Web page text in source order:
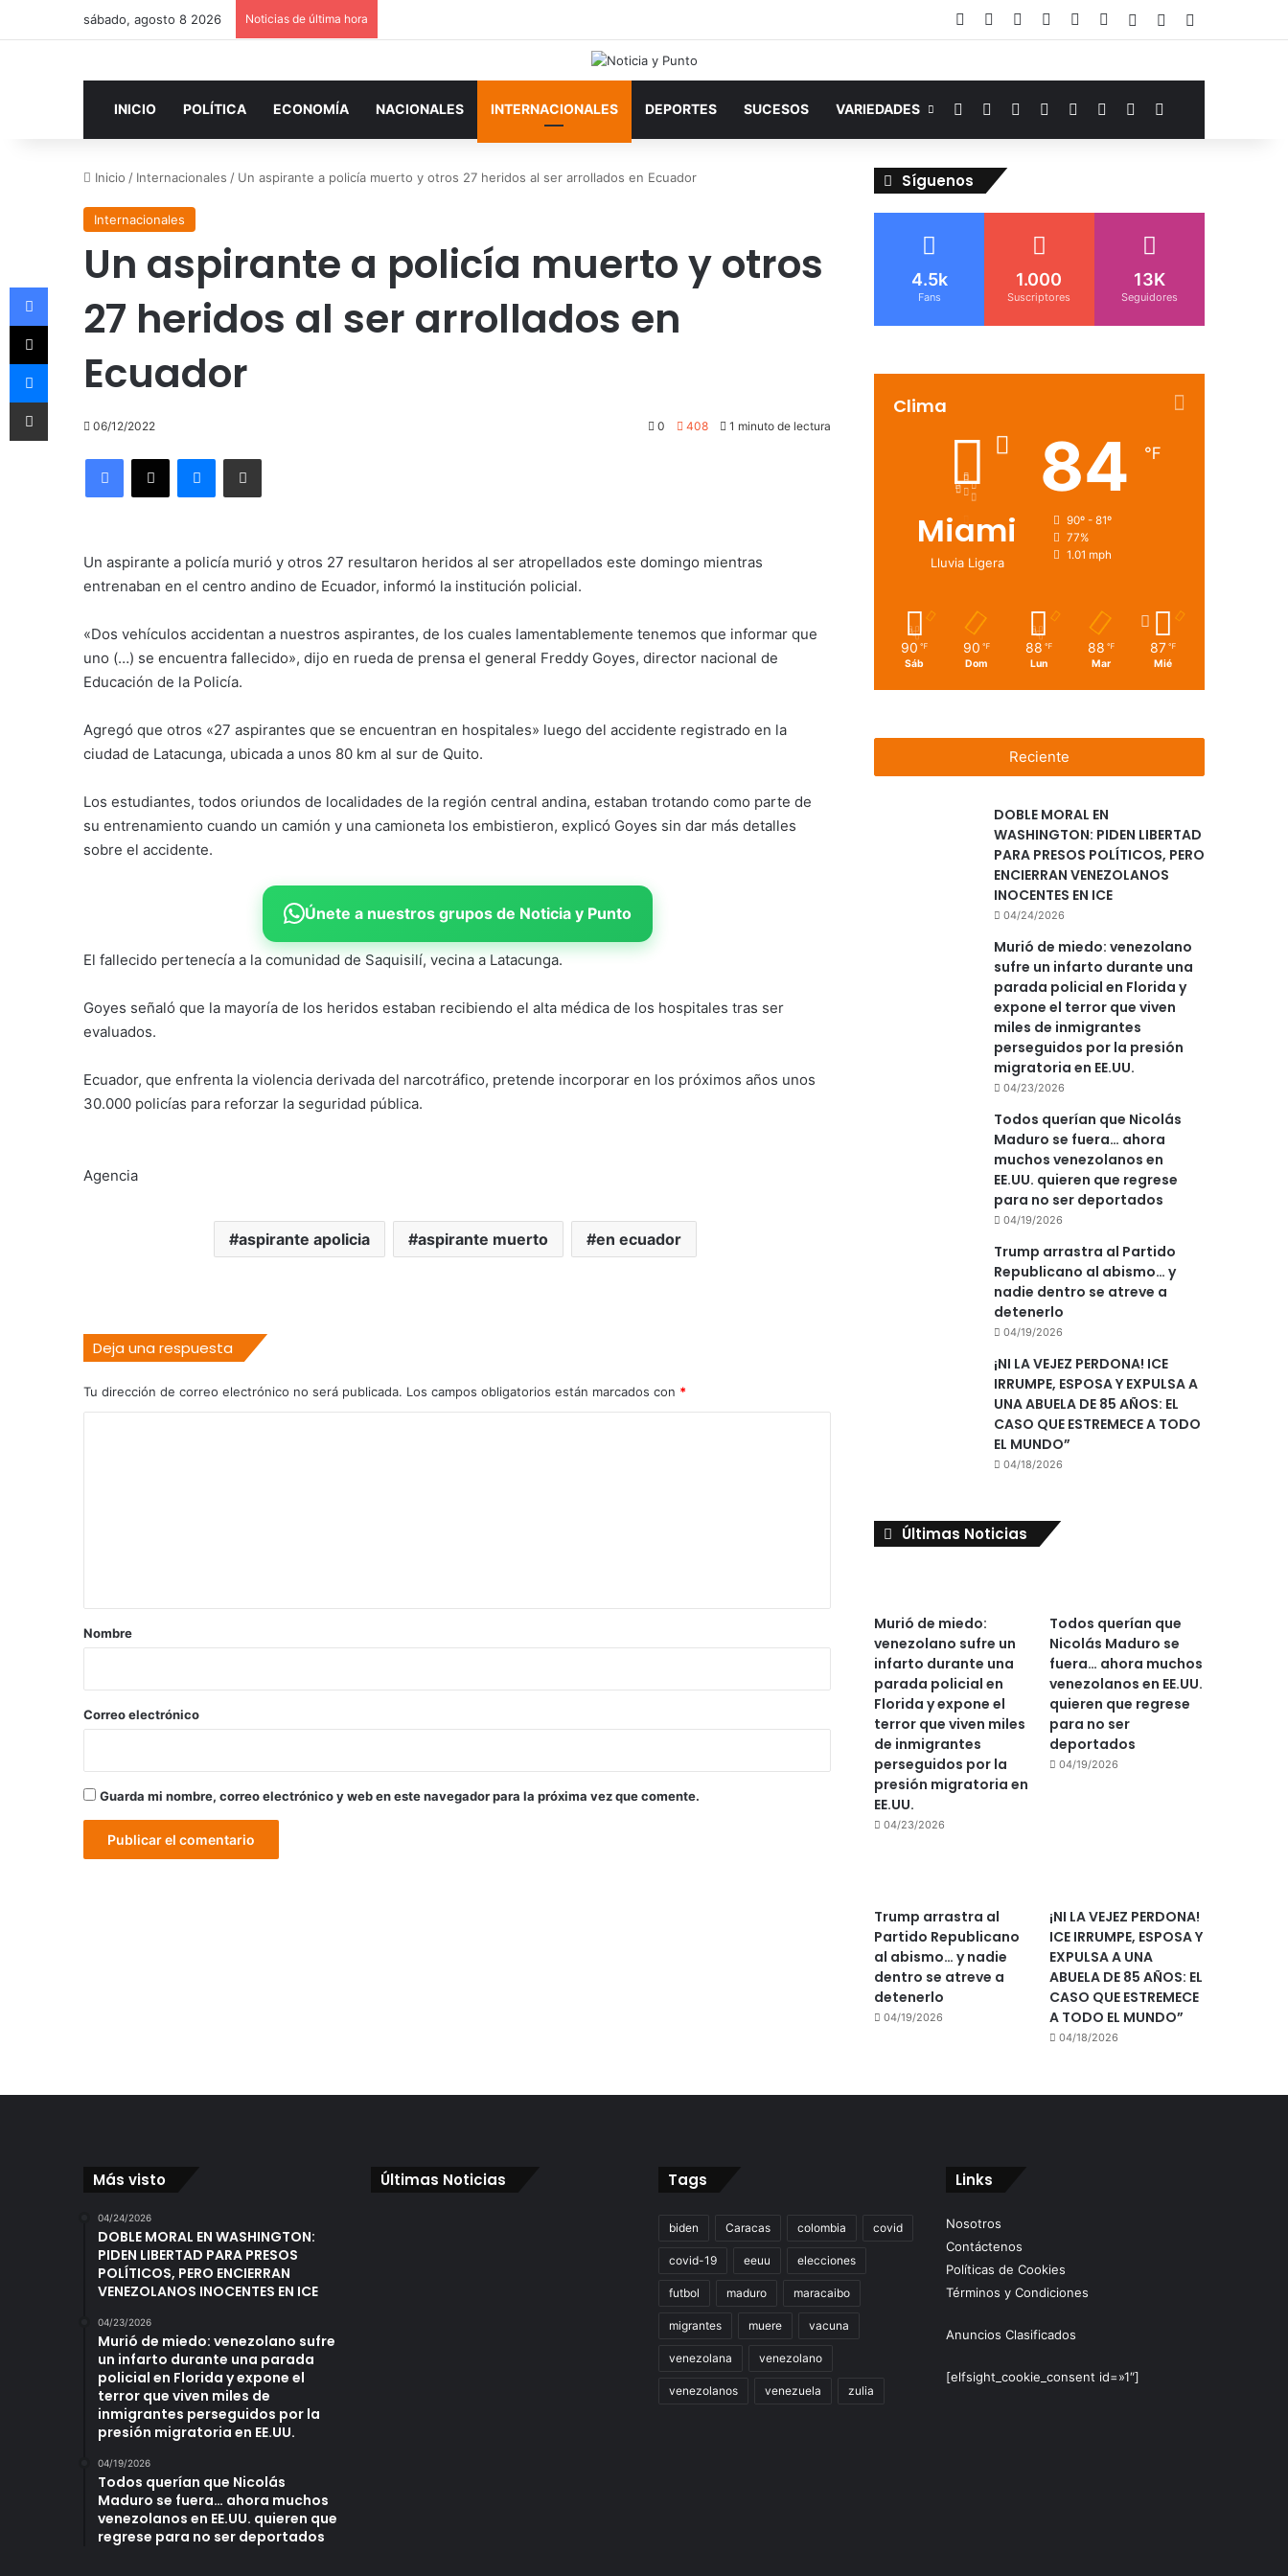
sábado, agosto 8 2026 Noticias de última hora FacebookYouTubeInstagramTelegramWhatsAppGoogle Noticias
AccesoPublicación al
INICIO POLÍTICA ECONOMÍA NACIONALES INTERNACIONALES DEPORTES SUCESOS VARIEDADES FacebookYouTubeInstagramTelegramWhatsAppGoogle Noticias
Switch skin
Inicio / Internacionales / Un aspirante a policía muerto y otros 27 heridos al ser arrollados en Ecuador
Internacionales
Un aspirante a policía muerto y otros
27 heridos al ser arrollados en
Ecuador
06/12/2022 0 408 1 minuto de lectura
Facebook
X MessengerCompartir por correo electrónico
Un aspirante a policía murió y otros 27 resultaron heridos al ser atropellados este domingo mientras
entrenaban en el centro andino de Ecuador, informó la institución policial.
«Dos vehículos accidentan a nuestros aspirantes, de los cuales lamentablemente tenemos que informar que
uno (…) se encuentra fallecido», dijo en rueda de prensa el general Freddy Goyes, director nacional de
Educación de la Policía.
Agregó que otros «27 aspirantes que se encuentran en hospitales» luego del accidente registrado en la
ciudad de Latacunga, ubicada a unos 80 km al sur de Quito.
Los estudiantes, todos oriundos de localidades de la región central andina, estaban trotando como parte de
su entrenamiento cuando un camión y una camioneta los embistieron, explicó Goyes sin dar más detalles
sobre el accidente.
Únete a nuestros grupos de Noticia y Punto
El fallecido pertenecía a la comunidad de Saquisilí, vecina a Latacunga.
Goyes señaló que la mayoría de los heridos estaban recibiendo el alta médica de los hospitales tras ser
evaluados.
Ecuador, que enfrenta la violencia derivada del narcotráfico, pretende incorporar en los próximos años unos
30.000 policías para reforzar la seguridad pública.
Agencia
aspirante apolicia aspirante muerto en ecuador
Deja una respuesta
Tu dirección de correo electrónico no será publicada. Los campos obligatorios están marcados con *
r
*
Nombre
Correo electrónico
Guarda mi nombre, correo electrónico y web en este navegador para la próxima vez que comente.
Síguenos
4.5k
Fans
1.000
Suscriptores
13K
Seguidores
Clima
Miami
Lluvia Ligera
84 ℉
90º - 81º
77%
1.01 mph
90 ℉
Sáb
90 ℉
Dom
88 ℉
Lun
88 ℉
Mar
87 ℉
Mié
Reciente
DOBLE MORAL EN
WASHINGTON: PIDEN LIBERTAD
PARA PRESOS POLÍTICOS, PERO
ENCIERRAN VENEZOLANOS
INOCENTES EN ICE
04/24/2026
Murió de miedo: venezolano
sufre un infarto durante una
parada policial en Florida y
expone el terror que viven
miles de inmigrantes
perseguidos por la presión
migratoria en EE.UU.
04/23/2026
Todos querían que Nicolás
Maduro se fuera… ahora
muchos venezolanos en
EE.UU. quieren que regrese
para no ser deportados
04/19/2026
Trump arrastra al Partido
Republicano al abismo… y
nadie dentro se atreve a
detenerlo
04/19/2026
¡NI LA VEJEZ PERDONA! ICE
IRRUMPE, ESPOSA Y EXPULSA A
UNA ABUELA DE 85 AÑOS: EL
CASO QUE ESTREMECE A TODO
EL MUNDO”
04/18/2026
Últimas Noticias
Murió de miedo:
venezolano sufre un
infarto durante una
parada policial en
Florida y expone el
terror que viven miles
de inmigrantes
perseguidos por la
presión migratoria en
EE.UU.
04/23/2026
Todos querían que
Nicolás Maduro se
fuera… ahora muchos
venezolanos en EE.UU.
quieren que regrese
para no ser
deportados
04/19/2026
Trump arrastra al
Partido Republicano
al abismo… y nadie
dentro se atreve a
detenerlo
04/19/2026
¡NI LA VEJEZ PERDONA!
ICE IRRUMPE, ESPOSA Y
EXPULSA A UNA
ABUELA DE 85 AÑOS: EL
CASO QUE ESTREMECE
A TODO EL MUNDO”
04/18/2026
Más visto
04/24/2026
DOBLE MORAL EN WASHINGTON:
PIDEN LIBERTAD PARA PRESOS
POLÍTICOS, PERO ENCIERRAN
VENEZOLANOS INOCENTES EN ICE
04/23/2026
Murió de miedo: venezolano sufre
un infarto durante una parada
policial en Florida y expone el
terror que viven miles de
inmigrantes perseguidos por la
presión migratoria en EE.UU.
04/19/2026
Todos querían que Nicolás
Maduro se fuera… ahora muchos
venezolanos en EE.UU. quieren que
regrese para no ser deportados
Últimas Noticias Tags
biden Caracas colombia covid
covid-19 eeuu elecciones
futbol maduro maracaibo
migrantes muere vacuna
venezolana venezolano
venezolanos venezuela zulia
Links
Nosotros
Contáctenos
Políticas de Cookies
Términos y Condiciones
Anuncios Clasificados
[elfsight_cookie_consent id=»1″]
Facebook
X
Messenger
Compartir por correo electrónico